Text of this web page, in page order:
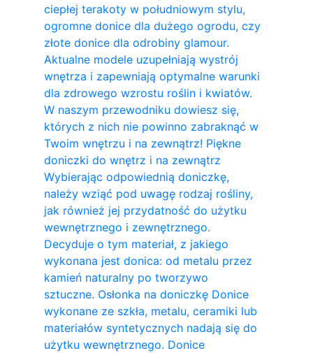
ciepłej terakoty w południowym stylu,
ogromne donice dla dużego ogrodu, czy
złote donice dla odrobiny glamour.
Aktualne modele uzupełniają wystrój
wnętrza i zapewniają optymalne warunki
dla zdrowego wzrostu roślin i kwiatów.
W naszym przewodniku dowiesz się,
których z nich nie powinno zabraknąć w
Twoim wnętrzu i na zewnątrz! Piękne
doniczki do wnętrz i na zewnątrz
Wybierając odpowiednią doniczkę,
należy wziąć pod uwagę rodzaj rośliny,
jak również jej przydatność do użytku
wewnętrznego i zewnętrznego.
Decyduje o tym materiał, z jakiego
wykonana jest donica: od metalu przez
kamień naturalny po tworzywo
sztuczne. Osłonka na doniczkę Donice
wykonane ze szkła, metalu, ceramiki lub
materiałów syntetycznych nadają się do
użytku wewnętrznego. Donice